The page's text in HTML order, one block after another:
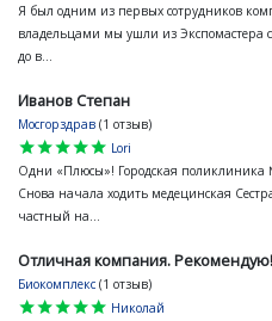
Я был одним из первых сотрудников
владельцами мы ушли из Экспомастера
до в...
Иванов Степан
Мосгорздрав (1 отзыв)
star
star
star
star
star
Lori
Одни «Плюсы»! Городская поликлиника
Снова начала ходить медецинская
частный на...
Отличная компания. Рекомендую!
Биокомплекс (1 отзыв)
star
star
star
star
star
Николай